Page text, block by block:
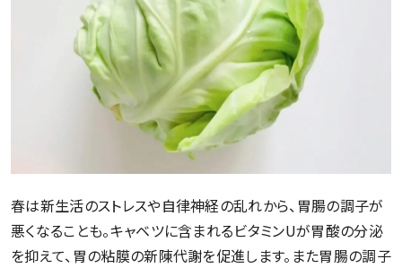
春は新生活のストレスや自律神経の乱れから、胃腸の調子が
悪くなることも。キャベツに含まれるビタミンUが胃酸の分泌
を抑えて、胃の粘膜の新陳代謝を促進します。また胃腸の調子